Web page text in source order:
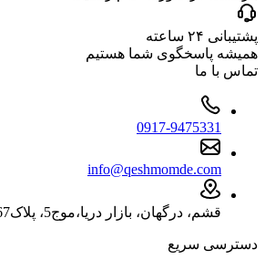
پشتیبانی ۲۴ ساعته
همیشه پاسخگوی شما هستیم
تماس با ما
0917-9475331
info@qeshmomde.com
قشم، درگهان، بازار دریا،موج5، پلاک2567
دسترسی سریع